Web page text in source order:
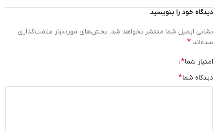
دیدگاه خود را بنویسید
نشانی ایمیل شما منتشر نخواهد شد. بخش‌های موردنیاز علامت‌گذاری
شده‌اند *
امتیاز شما*
دیدگاه شما*